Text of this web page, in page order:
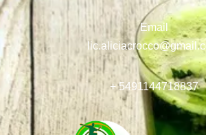
Email
+ 5491144718837